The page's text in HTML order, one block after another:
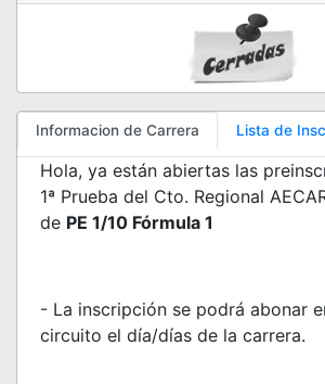
Informacion de Carrera Lista de
Hola, ya están abiertas las
1ª Prueba del Cto. Regional
de PE 1/10 Fórmula 1
- La inscripción se podrá abonar
circuito el día/días de la carrera.